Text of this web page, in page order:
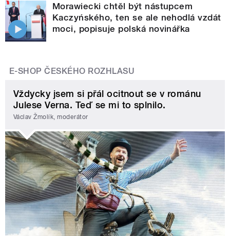
Morawiecki chtěl být nástupcem
Kaczyńského, ten se ale nehodlá vzdát
moci, popisuje polská novinářka
E-SHOP ČESKÉHO ROZHLASU
Vždycky jsem si přál ocitnout se v románu
Julese Verna. Teď se mi to splnilo.
Václav Žmolík, moderátor